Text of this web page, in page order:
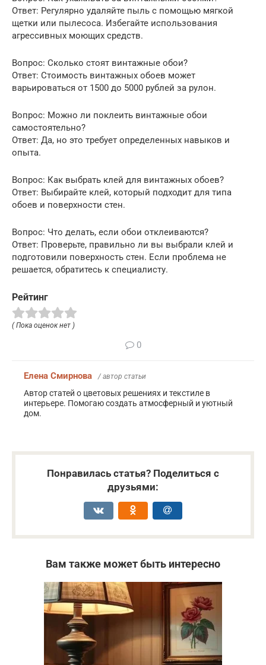
Ответ: Регулярно удаляйте пыль с помощью мягкой
щетки или пылесоса. Избегайте использования
агрессивных моющих средств.
Вопрос: Сколько стоят винтажные обои?
Ответ: Стоимость винтажных обоев может
варьироваться от 1500 до 5000 рублей за рулон.
Вопрос: Можно ли поклеить винтажные обои
самостоятельно?
Ответ: Да, но это требует определенных навыков и
опыта.
Вопрос: Как выбрать клей для винтажных обоев?
Ответ: Выбирайте клей, который подходит для типа
обоев и поверхности стен.
Вопрос: Что делать, если обои отклеиваются?
Ответ: Проверьте, правильно ли вы выбрали клей и
подготовили поверхность стен. Если проблема не
решается, обратитесь к специалисту.
Рейтинг
( Пока оценок нет )
0
Елена Смирнова / автор статьи
Автор статей о цветовых решениях и текстиле в
интерьере. Помогаю создать атмосферный и уютный
дом.
Понравилась статья? Поделиться с
друзьями:
Вам также может быть интересно